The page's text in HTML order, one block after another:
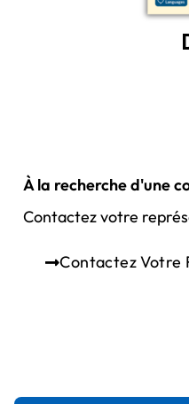
À la recherche d'une
Contactez votre
Contactez Votre